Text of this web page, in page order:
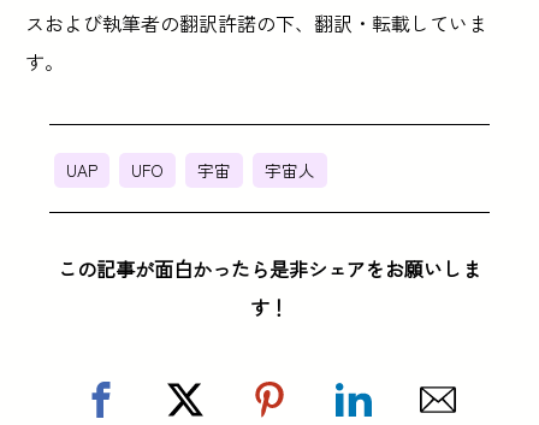
スおよび執筆者の翻訳許諾の下、翻訳・転載していま
す。
UAP UFO 宇宙 宇宙人
この記事が面白かったら是非シェアをお願いしま
す！